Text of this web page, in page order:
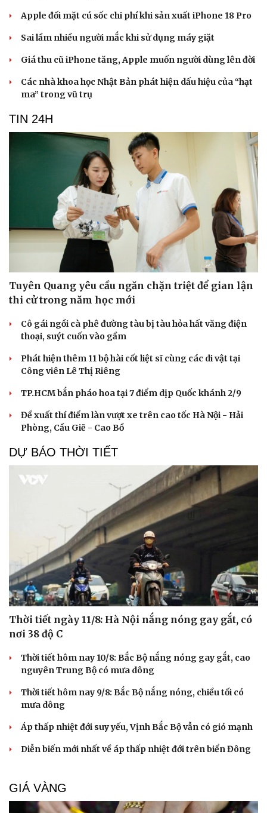
Apple đối mặt cú sốc chi phí khi sản xuất iPhone 18 Pro
Sai lầm nhiều người mắc khi sử dụng máy giặt
Giá thu cũ iPhone tăng, Apple muốn người dùng lên đời
Các nhà khoa học Nhật Bản phát hiện dấu hiệu của “hạt
ma” trong vũ trụ
TIN 24H
Tuyên Quang yêu cầu ngăn chặn triệt để gian lận
thi cử trong năm học mới
Cô gái ngồi cà phê đường tàu bị tàu hỏa hất văng điện
thoại, suýt cuốn vào gầm
Phát hiện thêm 11 bộ hài cốt liệt sĩ cùng các di vật tại
Công viên Lê Thị Riêng
TP.HCM bắn pháo hoa tại 7 điểm dịp Quốc khánh 2/9
Đề xuất thí điểm làn vượt xe trên cao tốc Hà Nội - Hải
Phòng, Cầu Giẽ - Cao Bồ
DỰ BÁO THỜI TIẾT
Thời tiết ngày 11/8: Hà Nội nắng nóng gay gắt, có
nơi 38 độ C
Thời tiết hôm nay 10/8: Bắc Bộ nắng nóng gay gắt, cao
nguyên Trung Bộ có mưa dông
Thời tiết hôm nay 9/8: Bắc Bộ nắng nóng, chiều tối có
mưa dông
Áp thấp nhiệt đới suy yếu, Vịnh Bắc Bộ vẫn có gió mạnh
Diễn biến mới nhất về áp thấp nhiệt đới trên biển Đông
GIÁ VÀNG